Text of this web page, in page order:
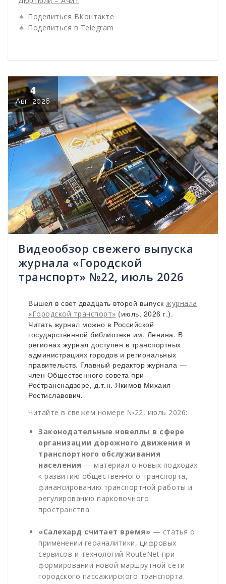
🔹 Поделиться ВКонтакте
🔹 Поделиться в Telegram
4
Авг, 2026
Видеообзор свежего выпуска
журнала «Городской
транспорт» №22, июль 2026
Вышел в свет двадцать второй выпуск журнала
«Городской транспорт» (июль, 2026 г.).
Читать журнал можно в Российской
государственной библиотеке им. Ленина. В
регионах журнал доступен в транспортных
администрациях городов и региональных
правительств. Главный редактор журнала —
член Общественного совета при
Ространснадзоре, д.т.н. Якимов Михаил
Ростиславович.
Читайте в свежем номере №22, июль 2026:
Законодательные новеллы в сфере
организации дорожного движения и
транспортного обслуживания
населения — материал о новых подходах
к развитию общественного транспорта,
финансированию транспортной работы и
регулированию парковочного
пространства.
«Салехард считает время» — статья о
применении геоаналитики, цифровых
сервисов и технологий RouteNet при
формировании новой маршрутной сети
городского пассажирского транспорта.